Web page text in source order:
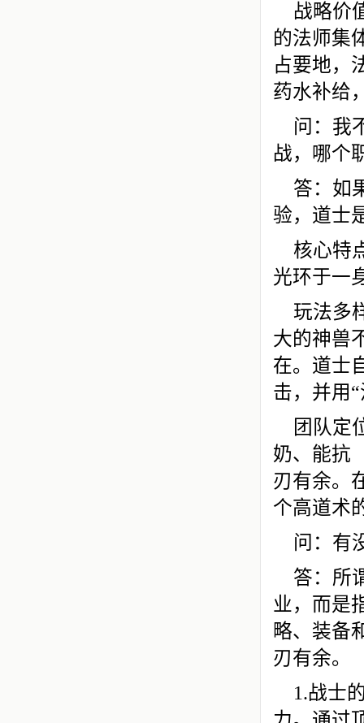
战略价
的法师集
占要地，
药水补给
问：我
战，哪个
答：如
验，道士
核心特
光环于一
玩法多
大的神兽
在。道士
击，并用
团队定
奶、能抗
刃有余。
个高道术
问：有
答：所
业，而是
略、装备
刃有余。
1.战士